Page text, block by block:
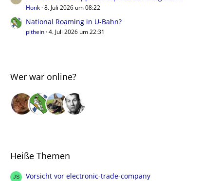
Honk 8. Juli 2026 um 08:22
National Roaming in U-Bahn?
pithein 4. Juli 2026 um 22:31
Wer war online?
Heiße Themen
Vorsicht vor electronic-trade-company